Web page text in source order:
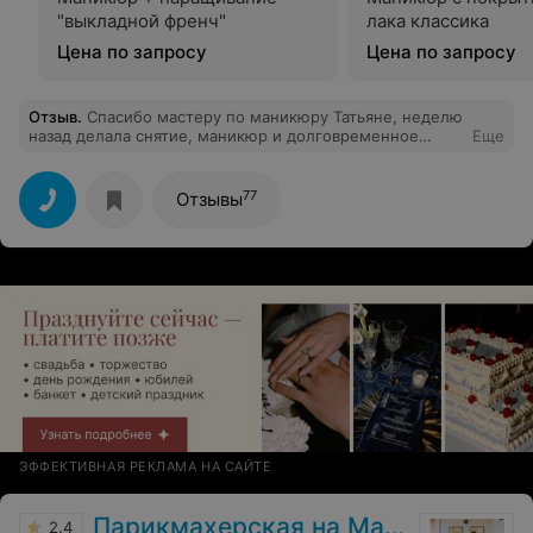
Вскрытие упаковки при мне не осуществлялось, да и
видны потёртости былого использования. На кассе
вместе это все удовольствие стоила 40,00.Да и жалею,
"выкладной френч"
Цена по запросу
лака классика
Цена по запросу
Отзыв. Спасибо мастеру по маникюру Татьяне, неделю
назад делала снятие, маникюр и долговременное
Обязательно приду ещё ❣️
Еще
Отзывы77
ЭФФЕКТИВНАЯ РЕКЛАМА НА САЙТЕ
2.4 Парикмахерская на Максима Танка